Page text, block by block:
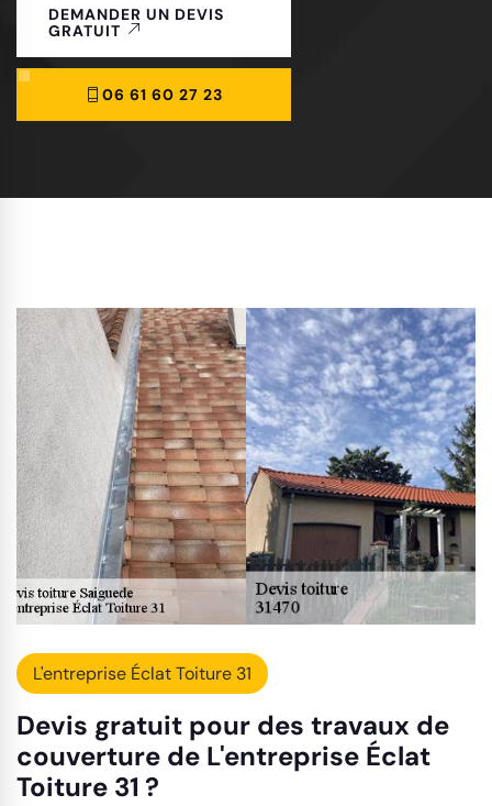
DEMANDER UN DEVIS
GRATUIT
06 61 60 27 23
L'entreprise Éclat Toiture 31
Devis gratuit pour des travaux de
couverture de L'entreprise Éclat
Toiture 31 ?